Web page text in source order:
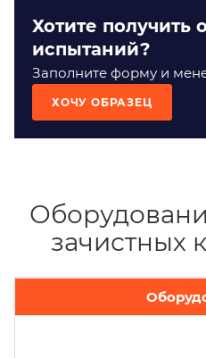
Хотите получить
испытаний?
Заполните форму и
ХОЧУ ОБРАЗЕЦ
зачистных